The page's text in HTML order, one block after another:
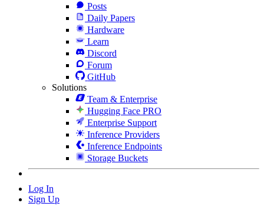
Posts
Daily Papers
Hardware
Learn
Discord
Forum
GitHub
Solutions
Team & Enterprise
Hugging Face PRO
Enterprise Support
Inference Providers
Inference Endpoints
Storage Buckets
Log In
Sign Up